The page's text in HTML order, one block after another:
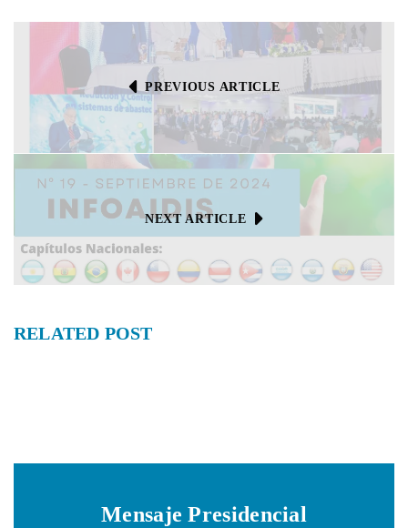
PREVIOUS ARTICLE
NEXT ARTICLE
RELATED POST
Mensaje Presidencial